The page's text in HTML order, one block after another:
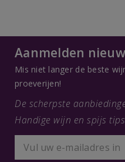
Aanmelden
Mis niet langer de beste
proeverijen!
De scherpste
Handige wijn en spijs tips